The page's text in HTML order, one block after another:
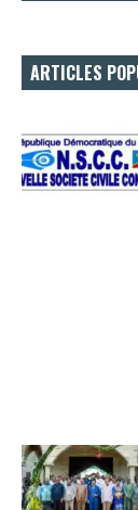
ARTICLES